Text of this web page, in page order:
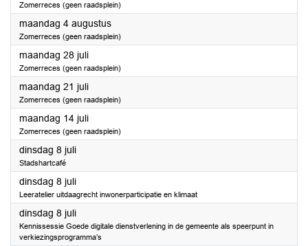
Zomerreces (geen raadsplein)
maandag 4 augustus2025
Zomerreces (geen raadsplein)
maandag 28 juli2025
Zomerreces (geen raadsplein)
maandag 21 juli2025
Zomerreces (geen raadsplein)
maandag 14 juli2025
Zomerreces (geen raadsplein)
dinsdag 8 juli2025
Stadshartcafé
dinsdag 8 juli2025
Leeratelier uitdaagrecht inwonerparticipatie en klimaat
dinsdag 8 juli2025
Kennissessie Goede digitale dienstverlening in de gemeente als speerpunt in
verkiezingsprogramma’s